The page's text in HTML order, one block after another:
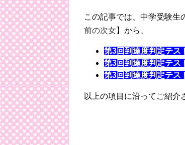
この記事では、中学受験生
前の次女】から、
第3回到達度判定テス
第3回到達度判定テス
第3回到達度判定テス
以上の項目に沿ってご紹介